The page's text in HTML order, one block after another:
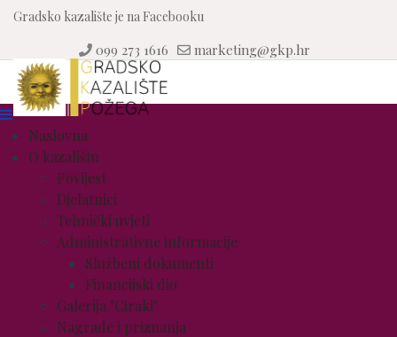
Gradsko kazalište je na Facebooku
099 273 1616 marketing@gkp.hr
Naslovna
O kazalištu
Povijest
Djelatnici
Tehnički uvjeti
Administrativne informacije
Službeni dokumenti
Financijski dio
Galerija "Ciraki"
Nagrade i priznanja